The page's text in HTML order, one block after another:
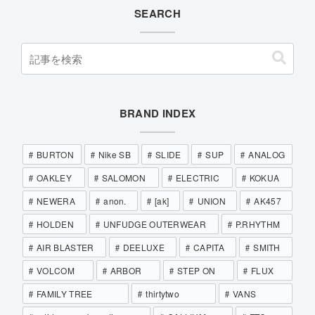
SEARCH
BRAND INDEX
BURTON Nike SB SLIDE SUP
ANALOG
OAKLEY
SALOMON ELECTRIC
KOKUA
NEWERA
anon. [ak] UNION
AK457
HOLDEN
UNFUDGE OUTERWEAR
P.RHYTHM
AIR BLASTER
DEELUXE CAPITA
SMITH
VOLCOM
ARBOR STEP ON
FLUX
FAMILY TREE
thirtytwo
VANS